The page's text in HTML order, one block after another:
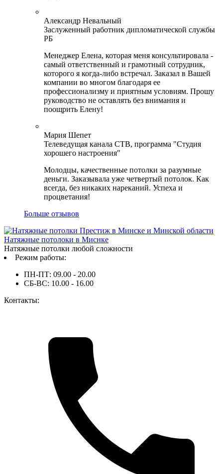
Александр Невальный
Заслуженный работник дипломатической службы
РБ
Менеджер Елена, которая меня консультировала -
самый ответственный и грамотный сотрудник,
которого я когда-либо встречал. Заказал в Вашей
компании во многом благодаря ее
профессионализму и приятным условиям. Прошу
руководство не оставлять без внимания и
поощрить Елену!
Мария Шепет
Телеведущая канала СТВ, программа "Студия
хорошего настроения"
Молодцы, качественные потолки за разумные
деньги. Заказывала уже четвертый потолок. Как
всегда, без никаких нареканий. Успеха и
процветания!
Больше отзывов
Натяжные потолоки в Миснке
Натяжные потолки любой сложности
Режим работы:
ПН-ПТ: 09.00 - 20.00
СБ-ВС: 10.00 - 16.00
Контакты: